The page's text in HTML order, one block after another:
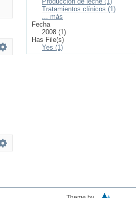
Tratamientos clínicos (1)
... más
Fecha
2008 (1)
Has File(s)
Yes (1)